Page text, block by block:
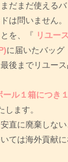
だまだ使える
は問いません。
を、『 リユース
に届いたバッグ
後までリユー
ール１箱につき
します。
直に廃棄しな
ては海外貢献